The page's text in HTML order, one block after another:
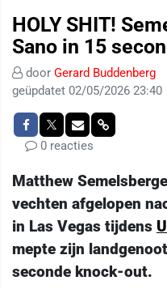
HOLY SHIT!
Sano in 15
door Gerard Buddenberg
geüpdatet 02/05/2026 23:40
0 reacties
Matthew
vechten afgelopen
in Las Vegas tijdens
mepte zijn
seconde knock-out.